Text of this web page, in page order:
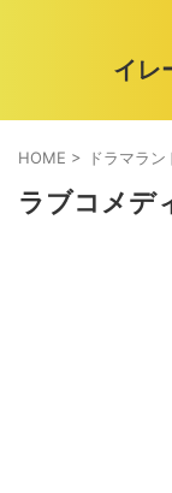
イレ
HOME > ドラマラン
ラブコメデ